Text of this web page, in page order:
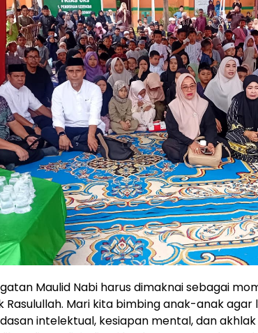
Maulid Nabi harus dimaknai sebagai
Rasulullah. Mari kita bimbing anak-anak
intelektual, kesiapan mental, dan